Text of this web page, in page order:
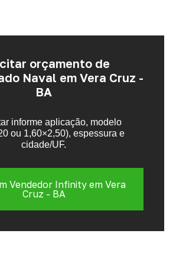
orçamento de
Naval em Vera Cruz -
BA
informe aplicação, modelo
ou 1,60×2,50), espessura e
cidade/UF.
Vendedor Infinity em Vera
Cruz - BA